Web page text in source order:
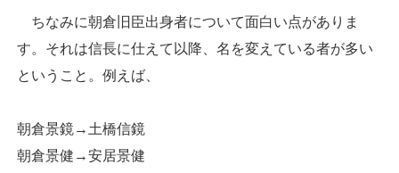
ちなみに朝倉旧臣出身者について面白い点がありま
す。それは信長に仕えて以降、名を変えている者が多い
ということ。例えば、
朝倉景鏡→土橋信鏡
朝倉景健→安居景健